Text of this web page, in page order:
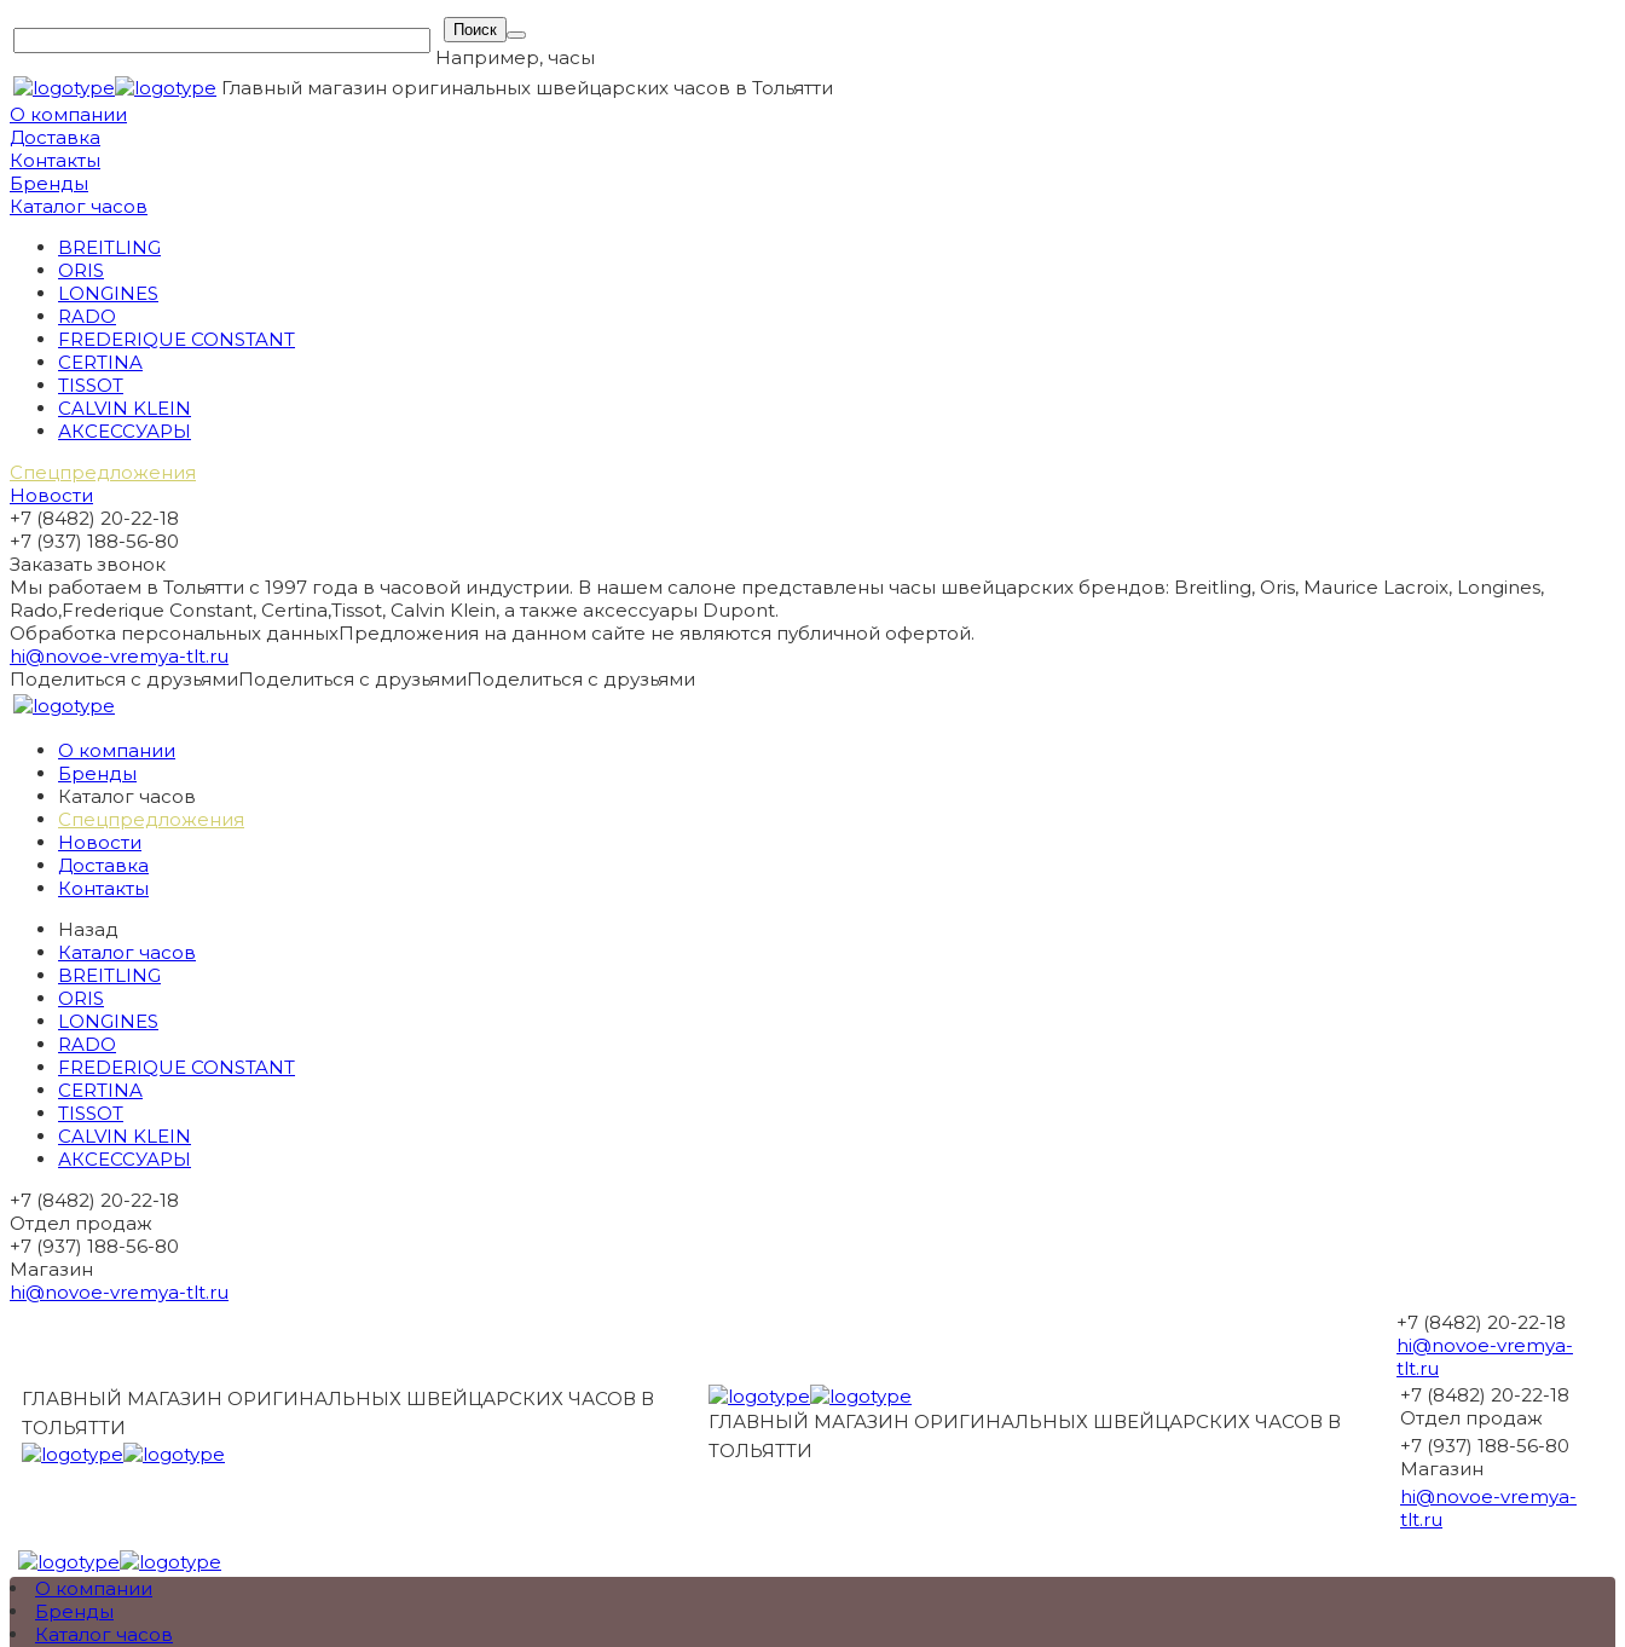
Например, часы
Главный магазин оригинальных швейцарских часов в Тольятти
О компании
Доставка
Контакты
Бренды
Каталог часов
BREITLING
ORIS
LONGINES
RADO
FREDERIQUE CONSTANT
CERTINA
TISSOT
CALVIN KLEIN
АКСЕССУАРЫ
Спецпредложения
Новости
+7 (8482) 20-22-18
+7 (937) 188-56-80
Заказать звонок
Мы работаем в Тольятти с 1997 года в часовой индустрии. В нашем салоне представлены часы швейцарских брендов: Breitling, Oris, Maurice Lacroix, Longines,
Rado,Frederique Constant, Certina,Tissot, Calvin Klein, а также аксессуары Dupont.
Обработка персональных данныхПредложения на данном сайте не являются публичной офертой.
hi@novoe-vremya-tlt.ru
Поделиться с друзьямиПоделиться с друзьямиПоделиться с друзьями
О компании
Бренды
Каталог часов
Спецпредложения
Новости
Доставка
Контакты
Назад
Каталог часов
BREITLING
ORIS
LONGINES
RADO
FREDERIQUE CONSTANT
CERTINA
TISSOT
CALVIN KLEIN
АКСЕССУАРЫ
+7 (8482) 20-22-18
Отдел продаж
+7 (937) 188-56-80
Магазин
hi@novoe-vremya-tlt.ru
ГЛАВНЫЙ МАГАЗИН ОРИГИНАЛЬНЫХ ШВЕЙЦАРСКИХ ЧАСОВ В
ТОЛЬЯТТИ
ГЛАВНЫЙ МАГАЗИН ОРИГИНАЛЬНЫХ ШВЕЙЦАРСКИХ ЧАСОВ В
ТОЛЬЯТТИ
+7 (8482) 20-22-18
hi@novoe-vremya-
tlt.ru
+7 (8482) 20-22-18
Отдел продаж
+7 (937) 188-56-80
Магазин
hi@novoe-vremya-
tlt.ru
О компании
Бренды
Каталог часов